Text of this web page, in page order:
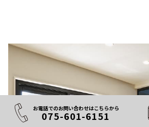
お電話でのお問い合わせはこちらから
075-601-6151